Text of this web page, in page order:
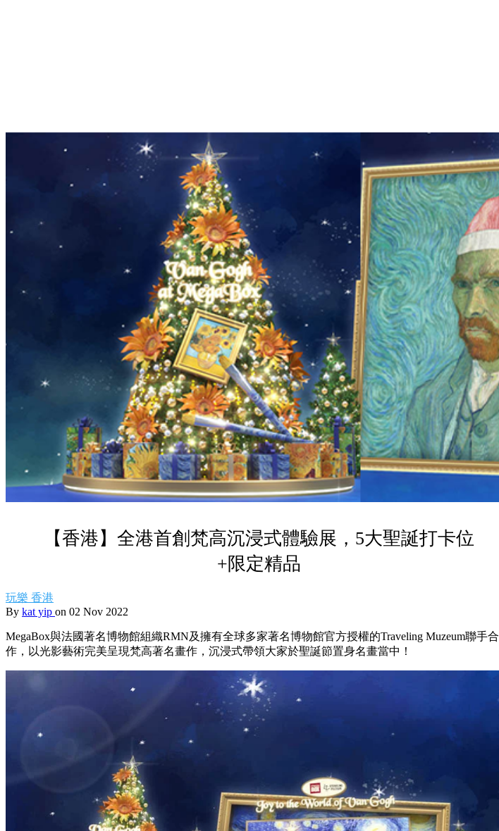
【香港】全港首創梵高沉浸式體驗展，5大聖誕打卡位
+限定精品
玩樂 香港
By kat yip on 02 Nov 2022
MegaBox與法國著名博物館組織RMN及擁有全球多家著名博物館官方授權的Traveling Muzeum聯手合
作，以光影藝術完美呈現梵高著名畫作，沉浸式帶領大家於聖誕節置身名畫當中！